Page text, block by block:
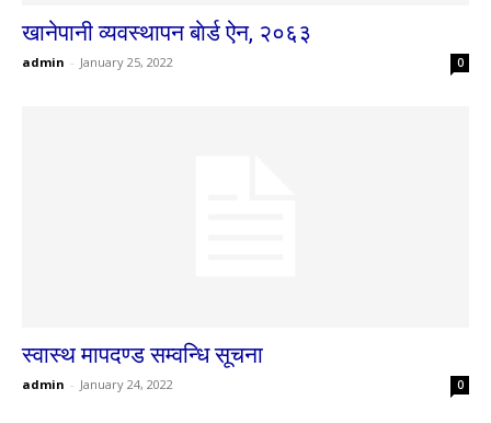
खानेपानी व्यवस्थापन बाेर्ड ऐन, २०६३
admin - January 25, 2022 0
स्वास्थ मापदण्ड सम्वन्धि सूचना
admin - January 24, 2022 0